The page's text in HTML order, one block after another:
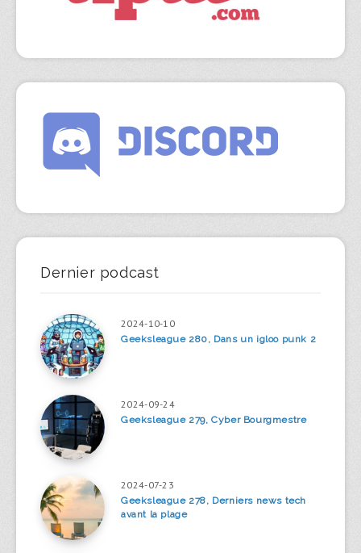
Dernier podcast
2024-10-10
Geeksleague 280, Dans un igloo punk 2
2024-09-24
Geeksleague 279, Cyber Bourgmestre
2024-07-23
Geeksleague 278, Derniers news tech
avant la plage